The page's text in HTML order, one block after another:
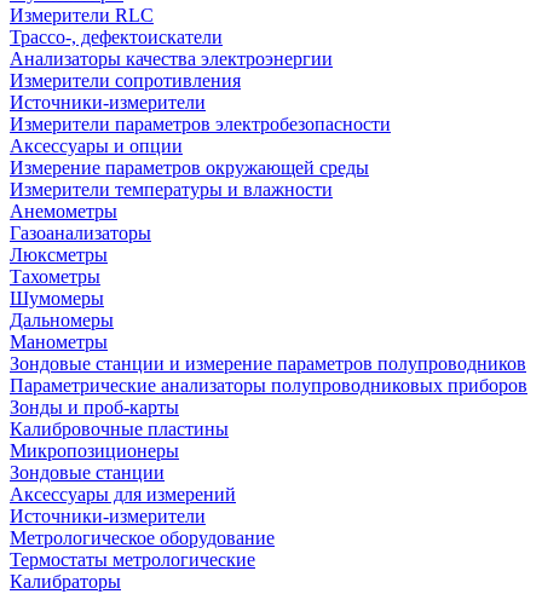
Измерители RLC
Трассо-, дефектоискатели
Анализаторы качества электроэнергии
Измерители сопротивления
Источники-измерители
Измерители параметров электробезопасности
Аксессуары и опции
Измерение параметров окружающей среды
Измерители температуры и влажности
Анемометры
Газоанализаторы
Люксметры
Тахометры
Шумомеры
Дальномеры
Манометры
Зондовые станции и измерение параметров полупроводников
Параметрические анализаторы полупроводниковых приборов
Зонды и проб-карты
Калибровочные пластины
Микропозиционеры
Зондовые станции
Аксессуары для измерений
Источники-измерители
Метрологическое оборудование
Термостаты метрологические
Калибраторы